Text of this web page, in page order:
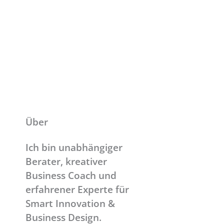
Über
Ich bin unabhängiger
Berater, kreativer
Business Coach und
erfahrener Experte für
Smart Innovation &
Business Design.